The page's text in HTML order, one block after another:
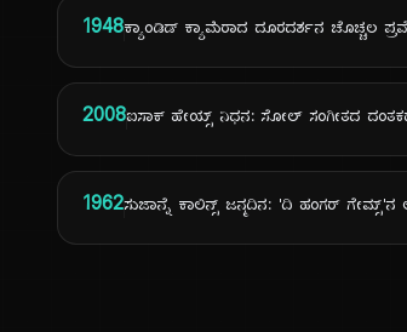
1948ಕ್ಯಾಂಡಿಡ್ ಕ್ಯಾಮೆರಾದ ದೂರದರ್ಶನ ಚೊಚ್ಚಲ
2008ಐಸಾಕ್ ಹೇಯ್ಸ್ ನಿಧನ: ಸೋಲ್ ಸಂಗೀತದ
1962ಸುಜಾನ್ನೆ ಕಾಲಿನ್ಸ್ ಜನ್ಮದಿನ: 'ದಿ ಹಂಗರ್ ಗೇಮ್ಸ್'ನ